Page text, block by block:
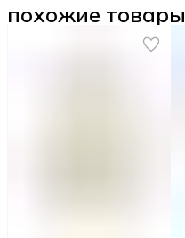
похожие товары